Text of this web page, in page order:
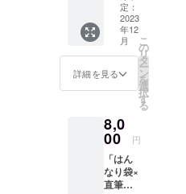
法：
メール
無い方
でも京
都を感
じられ
るよう
なマッ
す。私
たちの
マップ
で京都
を感じ
てみま
歓迎！
この
マップ
さえあ
れば京
都市内
をサイ
クリン
がら探
検して
みたく
なるこ
と間違
いな
定：
2023
年12
月
詳細を見る
こ
の
リ
タ
ー
ン
を
選
択
す
る
8,0
00 円
「はん
なり袋×
直筆